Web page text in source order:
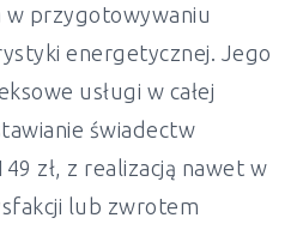
w przygotowywaniu
energetycznej. Jego
usługi w całej
świadectw
zł, z realizacją nawet w
lub zwrotem